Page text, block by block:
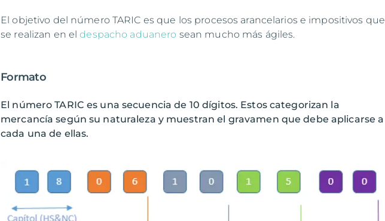
El objetivo del número TARIC es que los procesos arancelarios e impositivos que
se realizan en eldespacho aduanero sean mucho más ágiles.
Formato
El número TARIC es una secuencia de 10 dígitos. Estos categorizan la
mercancía según su naturaleza y muestran el gravamen que debe aplicarse a
cada una de ellas.